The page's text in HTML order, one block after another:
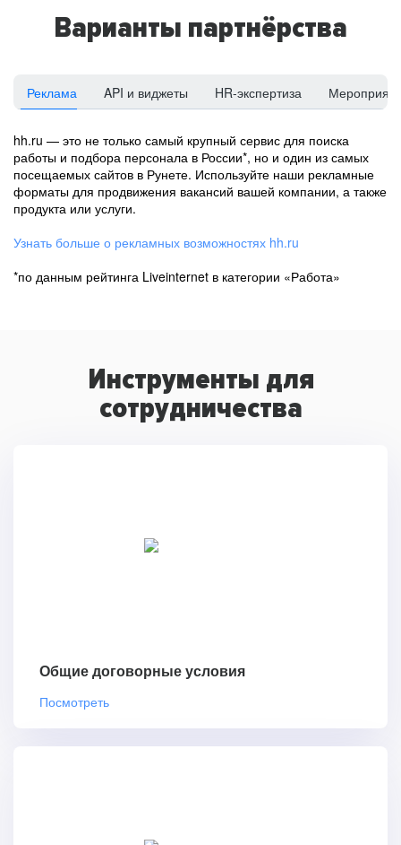
Варианты партнёрства
Реклама API и виджеты HR-экспертиза
hh.ru — это не только самый крупный сервис для поиска
работы и подбора персонала в России*, но и один из самых
посещаемых сайтов в Рунете. Используйте наши рекламные
форматы для продвижения вакансий вашей компании, а также
продукта или услуги.
Узнать больше о рекламных возможностях hh.ru
*по данным рейтинга Liveinternet в категории «Работа»
Инструменты для
сотрудничества
Общие договорные условия
Посмотреть